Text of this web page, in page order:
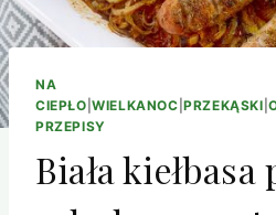
NA
CIEPŁO |WIELKANOC |PRZEKĄSKI |
PRZEPISY
Biała